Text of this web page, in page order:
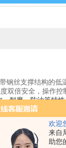
欢迎
来自
助您
钢丝支撑结构的
双倍安全，操作控
、耐磨、防油等特
场合。适应各种天
度抗拉性，
耐磨
持良好的稳定性。